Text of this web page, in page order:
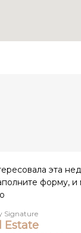
эта
форму,
Signature
Estate